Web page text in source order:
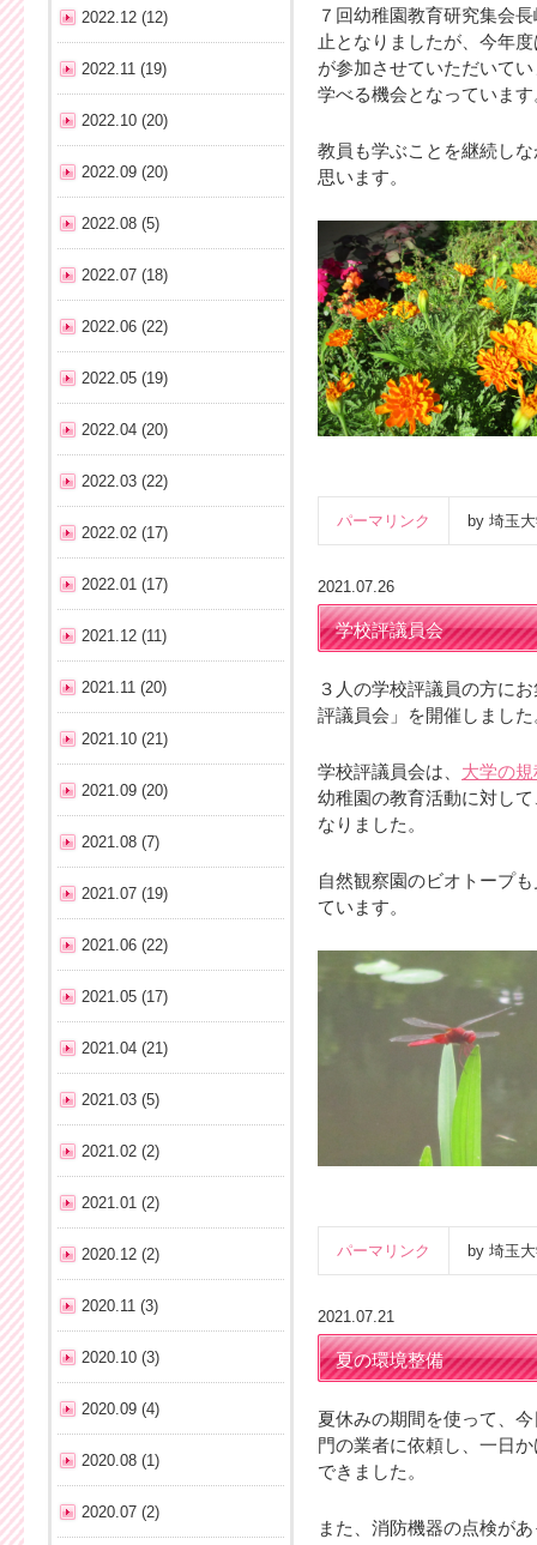
７回幼稚園教育研究集会
止となりましたが、今年
が参加させていただいて
学べる機会となっています
教員も学ぶことを継続し
思います。
パーマリンク by 埼玉
2021.07.26
学校評議員会
３人の学校評議員の方に
評議員会」を開催しました
学校評議員会は、 大学の規
幼稚園の教育活動に対し
なりました。
自然観察園のビオトープ
ています。
パーマリンク by 埼玉
2021.07.21
夏の環境整備
夏休みの期間を使って、
門の業者に依頼し、一日
できました。
また、消防機器の点検が
2022.12 (12)
2022.11 (19)
2022.10 (20)
2022.09 (20)
2022.08 (5)
2022.07 (18)
2022.06 (22)
2022.05 (19)
2022.04 (20)
2022.03 (22)
2022.02 (17)
2022.01 (17)
2021.12 (11)
2021.11 (20)
2021.10 (21)
2021.09 (20)
2021.08 (7)
2021.07 (19)
2021.06 (22)
2021.05 (17)
2021.04 (21)
2021.03 (5)
2021.02 (2)
2021.01 (2)
2020.12 (2)
2020.11 (3)
2020.10 (3)
2020.09 (4)
2020.08 (1)
2020.07 (2)